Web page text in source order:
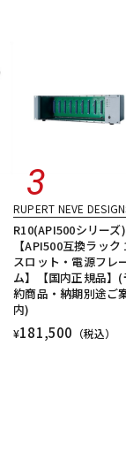
RUPERT NEVE
R10(API500シリーズ)
【API500互換ラック
スロット・電源フレ
ム】【国内正規品】(
約商品・納期別途ご
内)
¥181,500 （税込）